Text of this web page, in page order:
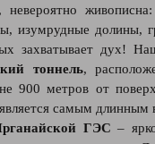
невероятно
изумрудные долины,
захватывает дух!
тоннель,
900 метров от
самым длинным
ГЭС –